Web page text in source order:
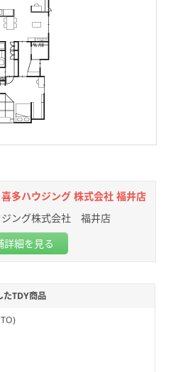
多ハウジング 株式会社 福井店
ジング株式会社 福井店
詳細を見る
たTDY商品